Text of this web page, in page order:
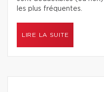
les plus fréquentes.
LIRE LA SUITE